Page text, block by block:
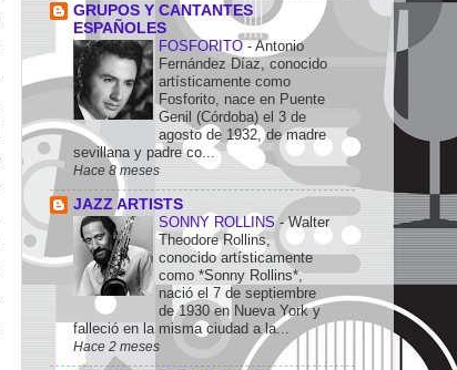
GRUPOS Y CANTANTES
ESPAÑOLES
FOSFORITO-Antonio
Fernández Díaz, conocido
artísticamente como
Fosforito, nace en Puente
Genil (Córdoba) el 3 de
agosto de 1932, de madre
sevillana y padre co...
Hace 8 meses
JAZZ ARTISTS
SONNY ROLLINS-Walter
Theodore Rollins,
conocido artísticamente
como *Sonny Rollins*,
nació el 7 de septiembre
de 1930 en Nueva York y
falleció en la misma ciudad a la...
Hace 2 meses